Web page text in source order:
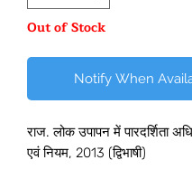
Out of Stock
Notify When
राज. लोक उपापन में पारदर्शिता
एवं नियम, 2013 (द्विभाषी)